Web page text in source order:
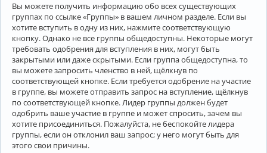
Вы можете получить информацию обо всех существующих
группах по ссылке «Группы» в вашем личном разделе. Если вы
хотите вступить в одну из них, нажмите соответствующую
кнопку. Однако не все группы общедоступны. Некоторые могут
требовать одобрения для вступления в них, могут быть
закрытыми или даже скрытыми. Если группа общедоступна, то
вы можете запросить членство в ней, щёлкнув по
соответствующей кнопке. Если требуется одобрение на участие
в группе, вы можете отправить запрос на вступление, щёлкнув
по соответствующей кнопке. Лидер группы должен будет
одобрить ваше участие в группе и может спросить, зачем вы
хотите присоединиться. Пожалуйста, не беспокойте лидера
группы, если он отклонил ваш запрос; у него могут быть для
этого свои причины.